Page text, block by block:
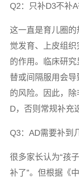
Q2：只补D3不补
这一直是育儿圈
觉发育、上皮组
的作用。临床研
替或间隔服用会
的风险。因此，
D，否则常规补充
Q3：AD需要补到
很多家长认为“孩
补了”。但根据《